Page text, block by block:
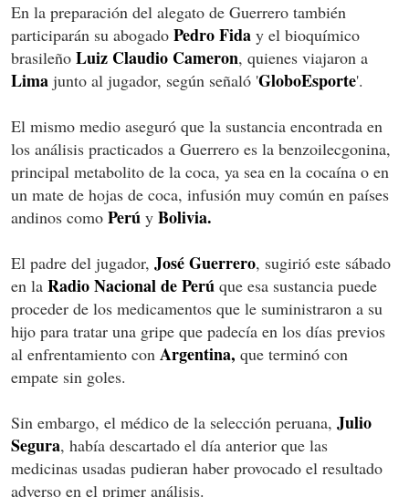
En la preparación del alegato de Guerrero también
participarán su abogado Pedro Fida y el bioquímico
brasileño Luiz Claudio Cameron, quienes viajaron a
Lima junto al jugador, según señaló 'GloboEsporte'.
El mismo medio aseguró que la sustancia encontrada en
los análisis practicados a Guerrero es la benzoilecgonina,
principal metabolito de la coca, ya sea en la cocaína o en
un mate de hojas de coca, infusión muy común en países
andinos como Perú y Bolivia.
El padre del jugador, José Guerrero, sugirió este sábado
en la Radio Nacional de Perú que esa sustancia puede
proceder de los medicamentos que le suministraron a su
hijo para tratar una gripe que padecía en los días previos
al enfrentamiento con Argentina, que terminó con
empate sin goles.
Sin embargo, el médico de la selección peruana, Julio
Segura, había descartado el día anterior que las
medicinas usadas pudieran haber provocado el resultado
adverso en el primer análisis.